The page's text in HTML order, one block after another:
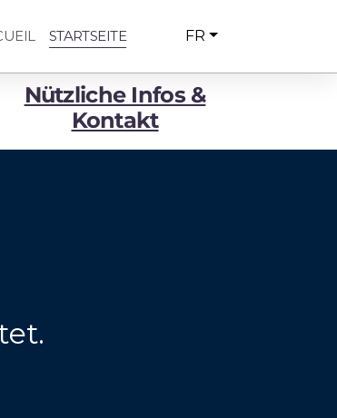
STARTSEITE FR
Nützliche Infos &
Kontakt